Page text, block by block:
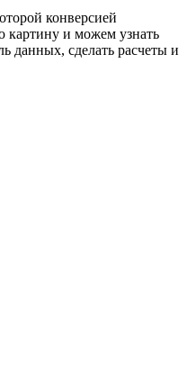
конверсией
картину и можем узнать
данных, сделать расчеты и